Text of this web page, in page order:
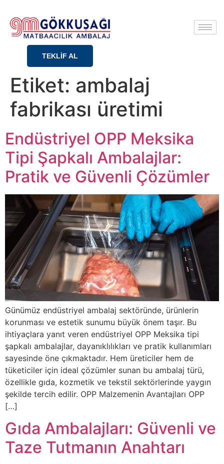
TEKLİF AL
Etiket: ambalaj
fabrikası üretimi
Endüstriyel OPP Meksika
Tipi Şapkalı Ambalajlar:
Pratik ve Güvenli Çözümler
Günümüz endüstriyel ambalaj sektöründe, ürünlerin
korunması ve estetik sunumu büyük önem taşır. Bu
ihtiyaçlara yanıt veren endüstriyel OPP Meksika tipi
şapkalı ambalajlar, dayanıklılıkları ve pratik kullanımları
sayesinde öne çıkmaktadır. Hem üreticiler hem de
tüketiciler için ideal çözümler sunan bu ambalaj türü,
özellikle gıda, kozmetik ve tekstil sektörlerinde yaygın
şekilde tercih edilir. OPP Malzemenin Avantajları OPP
[…]
Gıda Ambalajları: Güvenli ve
Taze Tutmanın Anahtarı